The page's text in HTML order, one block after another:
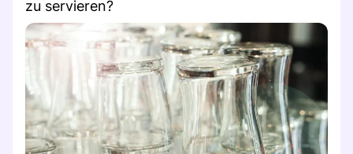
zu servieren?